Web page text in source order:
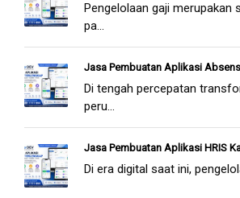
Pengelolaan gaji merupakan
pa...
Jasa Pembuatan Aplikasi
Di tengah percepatan
peru...
Jasa Pembuatan Aplikasi HRIS
Di era digital saat ini,